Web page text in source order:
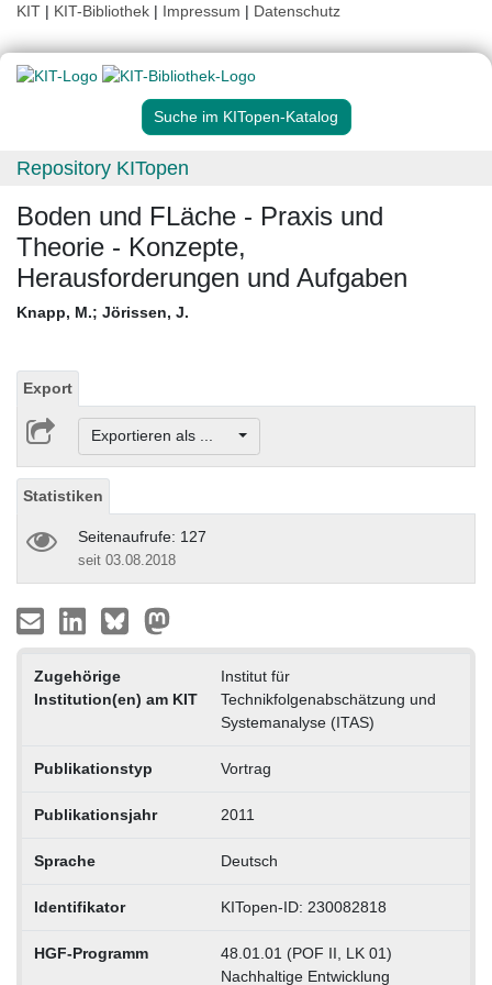
KIT | KIT-Bibliothek | Impressum | Datenschutz
Suche im KITopen-Katalog
Repository KITopen
Boden und FLäche - Praxis und
Theorie - Konzepte,
Herausforderungen und Aufgaben
Knapp, M.; Jörissen, J.
Export
Exportieren als ...
Statistiken
Seitenaufrufe: 127
seit 03.08.2018
Zugehörige
Institution(en) am KIT
Institut für
Technikfolgenabschätzung und
Systemanalyse (ITAS)
Publikationstyp Vortrag
Publikationsjahr 2011
Sprache Deutsch
Identifikator KITopen-ID: 230082818
HGF-Programm
48.01.01 (POF II, LK 01)
Nachhaltige Entwicklung